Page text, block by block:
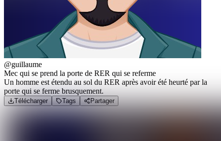
@guillaume
Mec qui se prend la porte de RER qui se referme
Un homme est étendu au sol du RER après avoir été heurté par la
porte qui se ferme brusquement.
Télécharger Tags Partager